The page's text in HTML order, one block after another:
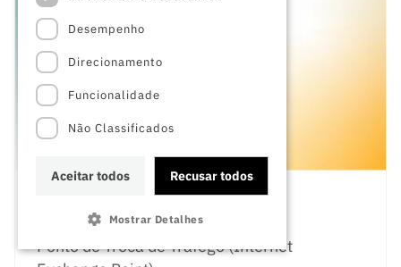
Ponto de Troca de Tráfego (Internet
Desempenho
Direcionamento
Funcionalidade
Não Classificados
Aceitar todos Recusar todos
Mostrar Detalhes